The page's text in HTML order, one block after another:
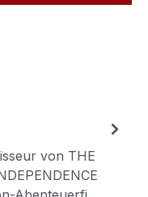
von THE